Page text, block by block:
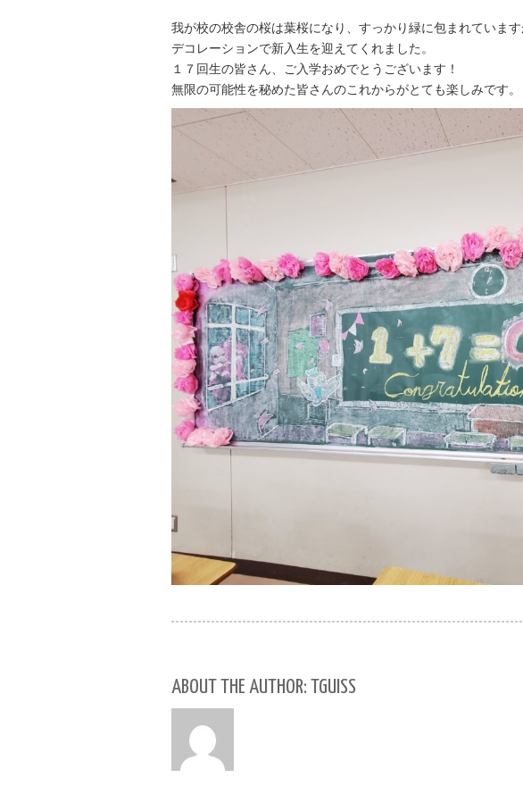
我が校の校舎の桜は葉桜になり、すっかり緑に包まれていま
デコレーションで新入生を迎えてくれました。
１７回生の皆さん、ご入学おめでとうございます！
無限の可能性を秘めた皆さんのこれからがとても楽しみです。
ABOUT THE AUTHOR: TGUISS